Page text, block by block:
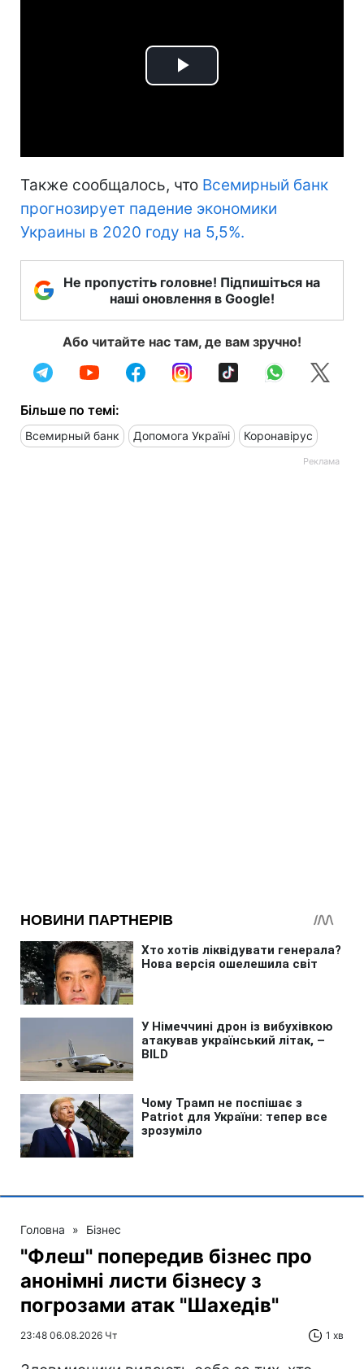
Play
Также сообщалось, что Всемирный банк
прогнозирует падение экономики
Украины в 2020 году на 5,5%.
Не пропустіть головне! Підпишіться на
наші оновлення в Google!
Або читайте нас там, де вам зручно!
Більше по темі:
Всемирный банк Допомога Україні Коронавірус
Головна » Бізнес
"Флеш" попередив бізнес про
анонімні листи бізнесу з
погрозами атак "Шахедів"
23:48 06.08.2026 Чт 1 хв